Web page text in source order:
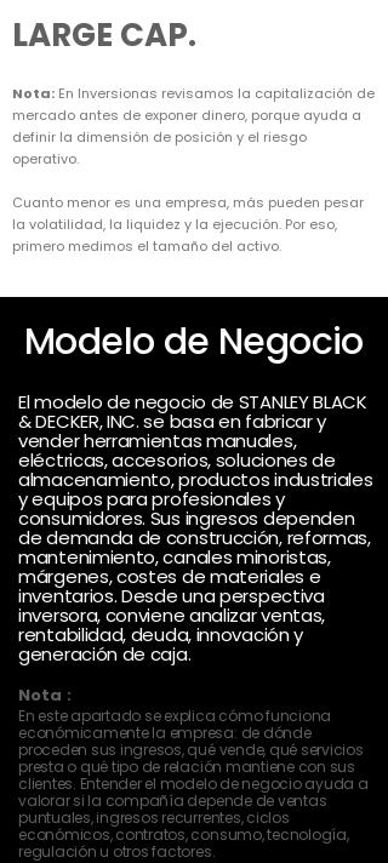
LARGE CAP.
Nota: En Inversionas revisamos la capitalización de
mercado antes de exponer dinero, porque ayuda a
definir la dimensión de posición y el riesgo
operativo.
Cuanto menor es una empresa, más pueden pesar
la volatilidad, la liquidez y la ejecución. Por eso,
primero medimos el tamaño del activo.
Modelo de Negocio
El modelo de negocio de STANLEY BLACK
& DECKER, INC. se basa en fabricar y
vender herramientas manuales,
eléctricas, accesorios, soluciones de
almacenamiento, productos industriales
y equipos para profesionales y
consumidores. Sus ingresos dependen
de demanda de construcción, reformas,
mantenimiento, canales minoristas,
márgenes, costes de materiales e
inventarios. Desde una perspectiva
inversora, conviene analizar ventas,
rentabilidad, deuda, innovación y
generación de caja.
Nota :
En este apartado se explica cómo funciona
económicamente la empresa: de dónde
proceden sus ingresos, qué vende, qué servicios
presta o qué tipo de relación mantiene con sus
clientes. Entender el modelo de negocio ayuda a
valorar si la compañía depende de ventas
puntuales, ingresos recurrentes, ciclos
económicos, contratos, consumo, tecnología,
regulación u otros factores.